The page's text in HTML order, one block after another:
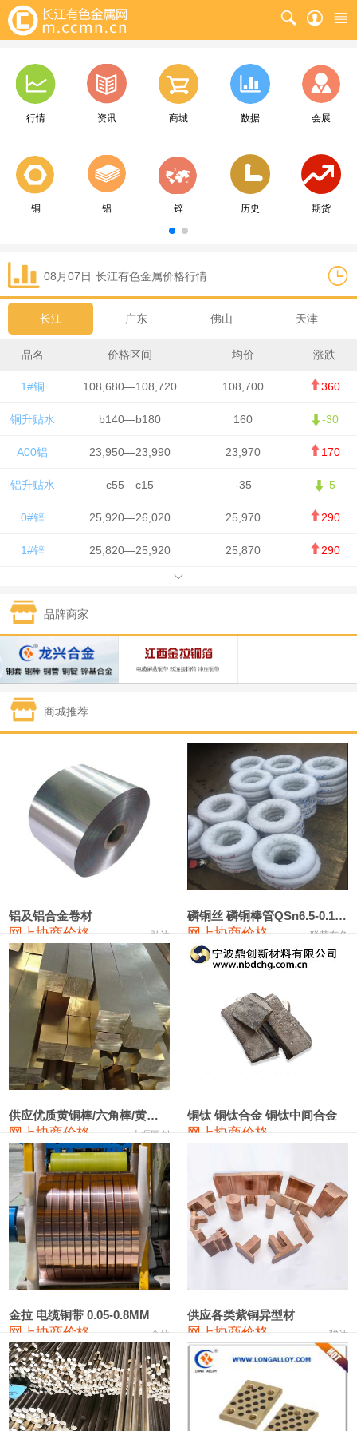
行情 资讯 商城 数据 会展
铜 铝 锌 历史 期货
08月07日 长江有色金属价格行情
长江 广东 佛山 天津
品名 价格区间 均价 涨跌
1#铜 108,680—108,720 108,700 360
铜升贴水 b140—b180 160 -30
A00铝 23,950—23,990 23,970 170
铝升贴水 c55—c15 -35 -5
0#锌 25,920—26,020 25,970 290
1#锌 25,820—25,920 25,870 290
1#锡 434,000—436,000
1#镍 129,550—130,750
1#白银 15,100—15,110 15,105 -70
钯金
331,000 -10,000
89,000—95,000 92,000 1,000
2#锑 85,000—91,000 88,000 1,000
1#镁 17,000—18,000 17,500 0
18,900—19,100 19,000 100
1#电解锰(99.7%袋装) 18,000—18,200 18,100 100
1#铬 60,000—82,000
553#硅 9,300—9,500
441#硅 9,600—9,800 9,700
3303#硅 10,300—10,500 10,400
2202#硅 14,100—14,300
金属硅3303#-2202# 10,400—14,200 12,300 0
漆包线 111,970—115,970 113,970
磷铜合金 110,800—117,600 114,200 400
无氧铜丝(硬) 109,710—110,010 109,860
R410A专用紫铜管 113,700—113,700
铸造铝合金锭(A380） 26,300—26,500 26,400 100
铝合金ADC12 24,200—24,400 100
铸造铝合金锭(ZL102) 24,300—24,500 24,400
品牌商家
商城推荐
铝及铝合金卷材
网上协商价格 弘达
磷铜丝 磷铜棒管QSn6.5-0.1 7-0.2 8-0.3
网上协商价格 联荣有色
供应优质黄铜棒/六角棒/黄铜方板
网上协商价格 十堰同创
铜钛 铜钛合金 铜钛中间合金
网上协商价格
金拉 电缆铜带 0.05-0.8MM
网上协商价格 金拉
供应各类紫铜异型材
网上协商价格 骏达